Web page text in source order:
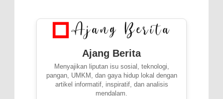
Ajang Berita
Menyajikan liputan isu sosial, teknologi,
pangan, UMKM, dan gaya hidup lokal dengan
artikel informatif, inspiratif, dan analisis
mendalam.